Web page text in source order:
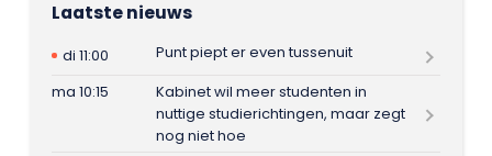
Laatste nieuws
di 11:00
Punt piept er even tussenuit
ma 10:15
Kabinet wil meer studenten in
nuttige studierichtingen, maar zegt
nog niet hoe